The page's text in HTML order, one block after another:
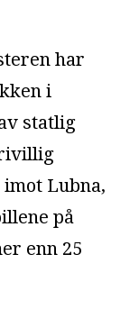
har
i
statlig
Lubna,
på
enn 25